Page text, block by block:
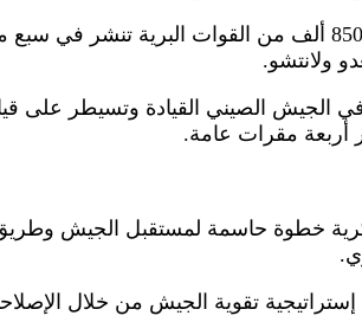
وفي الوقت الحالي تضم غالبية القوات الصينية 850 ألف من
ولانتشو.
الجيش الصيني القيادة وتسيطر على
أربعة مقرات عامة.
خطوة حاسمة لمستقبل الجيش
تقوية الجيش من خلال